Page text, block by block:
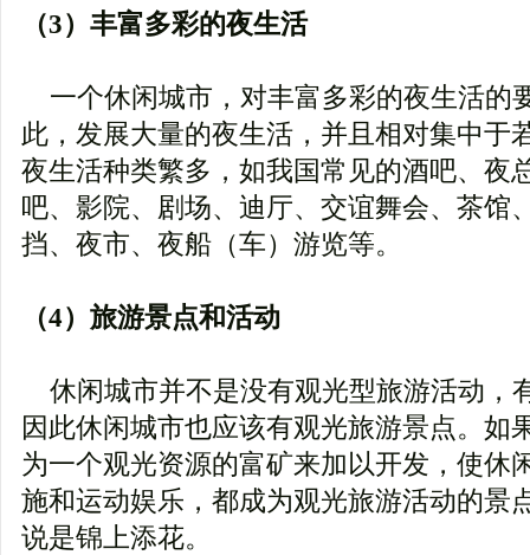
（3）丰富多彩的夜生活
一个休闲城市，对丰富多彩的夜生活的
此，发展大量的夜生活，并且相对集中于
夜生活种类繁多，如我国常见的酒吧、夜
吧、影院、剧场、迪厅、交谊舞会、茶馆
挡、夜市、夜船（车）游览等。
（4）旅游景点和活动
休闲城市并不是没有观光型旅游活动，
因此休闲城市也应该有观光旅游景点。如
为一个观光资源的富矿来加以开发，使休
施和运动娱乐，都成为观光旅游活动的景
说是锦上添花。